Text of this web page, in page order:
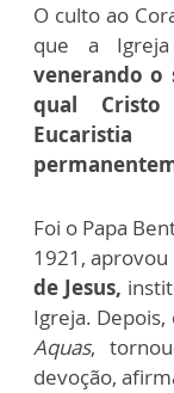
O culto ao
que a
venerando o
qual
Foi o Papa
1921, aprovou
de Jesus,
Igreja. Depois,
Aquas,
devoção,